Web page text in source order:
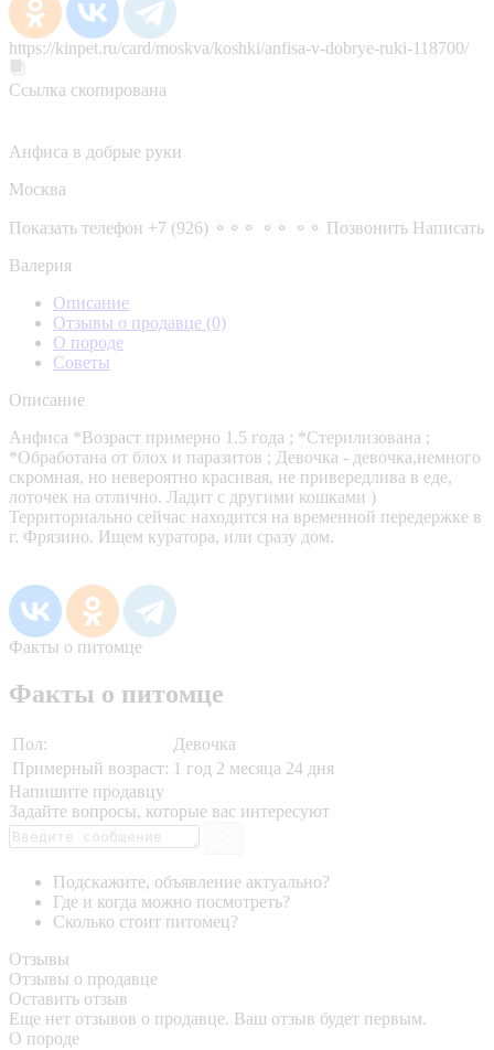
https://kinpet.ru/card/moskva/koshki/anfisa-v-dobrye-ruki-118700/
Ссылка скопирована
Анфиса в добрые руки
Москва
Показать телефон +7 (926) ⚬⚬⚬ ⚬⚬ ⚬⚬ Позвонить Написать
Валерия
Описание
Отзывы о продавце (0)
О породе
Советы
Описание
Анфиса *Возраст примерно 1.5 года ; *Стерилизована ;
*Обработана от блох и паразитов ; Девочка - девочка,немного
скромная, но невероятно красивая, не привередлива в еде,
лоточек на отлично. Ладит с другими кошками )
Территориально сейчас находится на временной передержке в
г. Фрязино. Ищем куратора, или сразу дом.
Факты о питомце
Факты о питомце
Пол:
Девочка
Примерный возраст: 1 год 2 месяца 24 дня
Напишите продавцу
Задайте вопросы, которые вас интересуют
Подскажите, объявление актуально?
Где и когда можно посмотреть?
Сколько стоит питомец?
Отзывы
Отзывы о продавце
Оставить отзыв
Еще нет отзывов о продавце. Ваш отзыв будет первым.
О породе